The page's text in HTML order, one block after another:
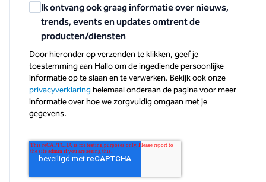
Ik ontvang ook graag informatie over nieuws,
trends, events en updates omtrent de
producten/diensten
Door hieronder op verzenden te klikken, geef je
toestemming aan Hallo om de ingediende persoonlijke
informatie op te slaan en te verwerken. Bekijk ook onze
privacyverklaring helemaal onderaan de pagina voor meer
informatie over hoe we zorgvuldig omgaan met je
gegevens.